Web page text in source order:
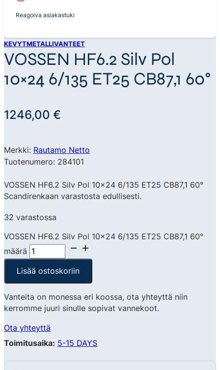
Reagoiva asiakastuki
KEVYTMETALLIVANTEET
VOSSEN HF6.2 Silv Pol
10×24 6/135 ET25 CB87,1 60°
1246,00 €
Merkki: Rautamo Netto
Tuotenumero: 284101
VOSSEN HF6.2 Silv Pol 10×24 6/135 ET25 CB87,1 60°
Scandirenkaan varastosta edullisesti.
32 varastossa
VOSSEN HF6.2 Silv Pol 10x24 6/135 ET25 CB87,1 60°
määrä
Lisää ostoskoriin
Vanteita on monessa eri koossa, ota yhteyttä niin
kerromme juuri sinulle sopivat vannekoot.
Ota yhteyttä
Toimitusaika: 5-15 DAYS